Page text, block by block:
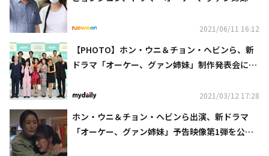
2021/06/11 16:12
【PHOTO】ホン・ウニ＆チョン・ヘビンら、新
ドラマ「オーケー、グァン姉妹」制作発表会に出
2021/03/12 17:28
ホン・ウニ＆チョン・ヘビンら出演、新ドラマ
「オーケー、グァン姉妹」予告映像第1弾を公開